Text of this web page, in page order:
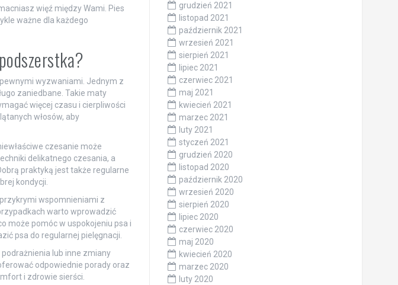
więź między Wami. Pies
ważne dla każdego
wyzwaniami. Jednym z
zaniedbane. Takie maty
więcej czasu i cierpliwości
włosów, aby
czesanie może
delikatnego czesania, a
praktyką jest także regularne
kondycji.
wspomnieniami z
warto wprowadzić
może pomóc w uspokojeniu psa i
psa do regularnej pielęgnacji.
lub inne zmiany
odpowiednie porady oraz
i zdrowie sierści.
grudzień 2021
listopad 2021
październik 2021
wrzesień 2021
sierpień 2021
lipiec 2021
czerwiec 2021
maj 2021
kwiecień 2021
marzec 2021
luty 2021
styczeń 2021
grudzień 2020
listopad 2020
październik 2020
wrzesień 2020
sierpień 2020
lipiec 2020
czerwiec 2020
maj 2020
kwiecień 2020
marzec 2020
luty 2020